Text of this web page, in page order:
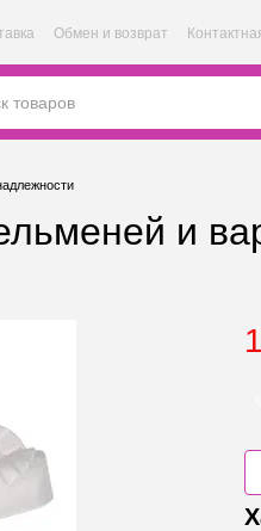
Обмен и возврат
и